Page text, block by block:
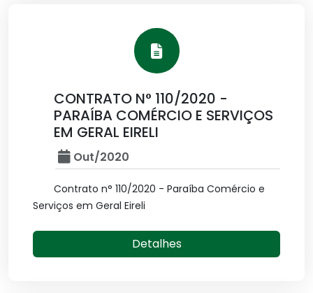
CONTRATO N° 110/2020 -
PARAÍBA COMÉRCIO E SERVIÇOS
EM GERAL EIRELI
Out/2020
Contrato n° 110/2020 - Paraíba Comércio e
Serviços em Geral Eireli
Detalhes